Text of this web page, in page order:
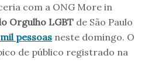
com a ONG More in
Orgulho LGBT de São Paulo
pessoas neste domingo. O
de público registrado na